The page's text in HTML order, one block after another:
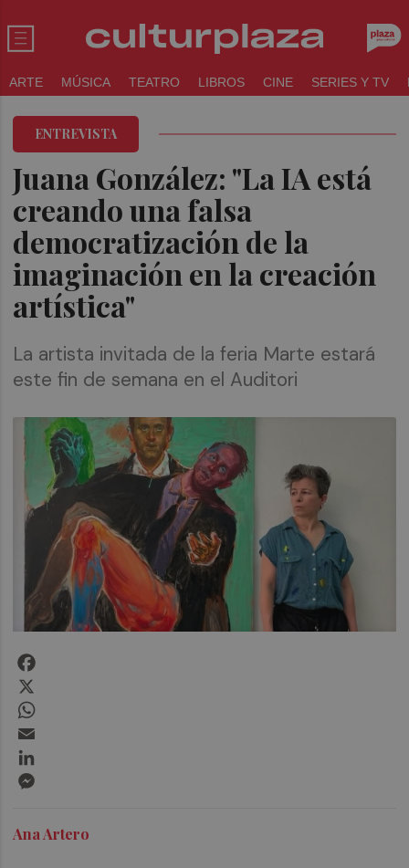
ARTE MÚSICA TEATRO LIBROS CINE SERIES Y TV
Juana González: "La IA está
creando una falsa
democratización de la
imaginación en la creación
artística"
ENTREVISTA
La artista invitada de la feria Marte estará
este fin de semana en el Auditori
Ana Artero